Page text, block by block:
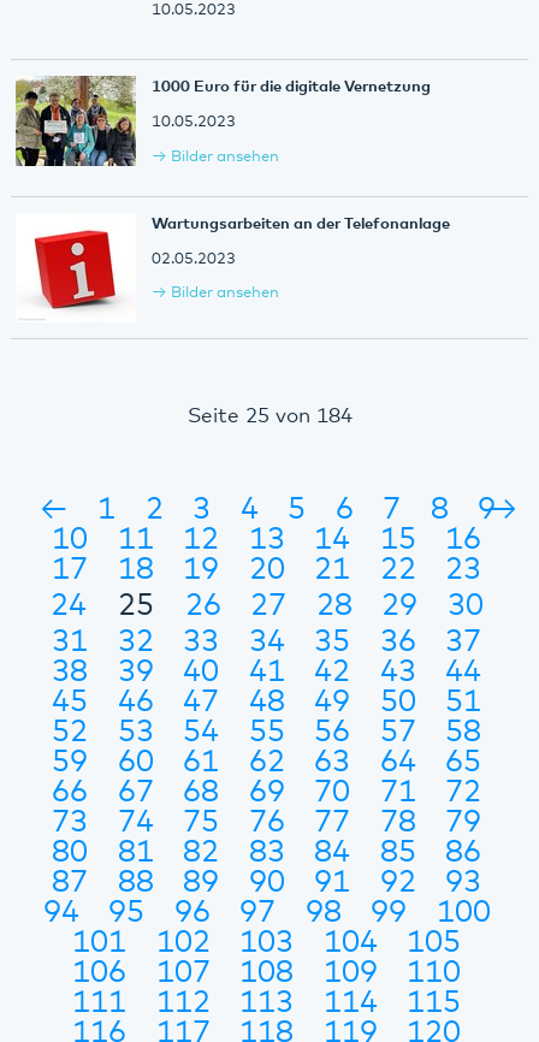
10.05.2023
1000 Euro für die digitale Vernetzung
10.05.2023
Bilder ansehen
Wartungsarbeiten an der Telefonanlage
02.05.2023
Bilder ansehen
Seite 25 von 184
← 1 2 3 4 5 6 7 8
9
10
11 12 13 14 15
16
17
18 19 20 21 22
23
24
25 26 27 28 29
30
31
32 33 34 35 36
37
38
39 40 41 42 43
44
45
46 47 48 49 50
51
52
53 54 55 56 57
58
59
60 61 62 63 64
65
66
67 68 69 70 71
72
73
74 75 76 77 78
79
80
81 82 83 84 85
86
87
88 89 90 91 92
93
94
95 96 97 98 99
100
101
102 103 104
105
106
107 108 109
110
111
112 113 114
115
116
117 118 119
120
→